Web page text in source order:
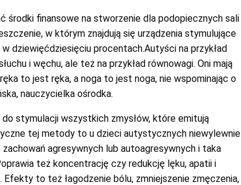
środki finansowe na stworzenie dla podopiecznych sali
w którym znajdują się urządzenia stymulujące
dziewięćdziesięciu procentach.Autyści na przykład
i węchu, ale też na przykład równowagi. Oni mają
to jest ręka, a noga to jest noga, nie wspominając o
nauczycielka ośrodka.
do stymulacji wszystkich zmysłów, które emitują
tej metody to u dzieci autystycznych niewylewnie
agresywnych lub autoagresywnych i taka
też koncentrację czy redukcję lęku, apatii i
to też łagodzenie bólu, zmniejszenie zmęczenia,